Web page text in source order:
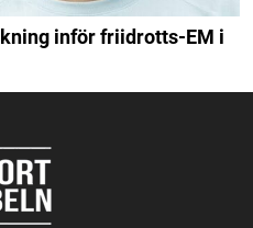
inför friidrotts-EM i